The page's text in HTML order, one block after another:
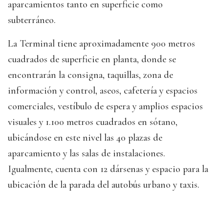
aparcamientos tanto en superficie como
subterráneo.
La Terminal tiene aproximadamente 900 metros
cuadrados de superficie en planta, donde se
encontrarán la consigna, taquillas, zona de
información y control, aseos, cafetería y espacios
comerciales, vestíbulo de espera y amplios espacios
visuales y 1.100 metros cuadrados en sótano,
ubicándose en este nivel las 40 plazas de
aparcamiento y las salas de instalaciones.
Igualmente, cuenta con 12 dársenas y espacio para la
ubicación de la parada del autobús urbano y taxis.